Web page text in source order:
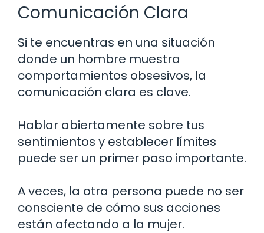
Comunicación Clara
Si te encuentras en una situación
donde un hombre muestra
comportamientos obsesivos, la
comunicación clara es clave.
Hablar abiertamente sobre tus
sentimientos y establecer límites
puede ser un primer paso importante.
A veces, la otra persona puede no ser
consciente de cómo sus acciones
están afectando a la mujer.